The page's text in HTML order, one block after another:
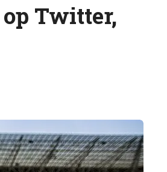
Twitter,